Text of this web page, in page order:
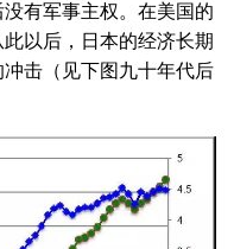
有军事主权。在美国的
以后，日本的经济长期
击（见下图九十年代后